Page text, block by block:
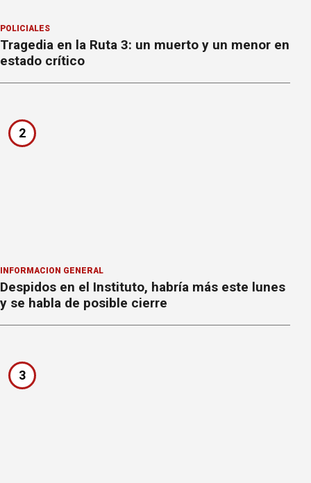
POLICIALES
Tragedia en la Ruta 3: un muerto y un menor en
estado crítico
2
INFORMACION GENERAL
Despidos en el Instituto, habría más este lunes
y se habla de posible cierre
3